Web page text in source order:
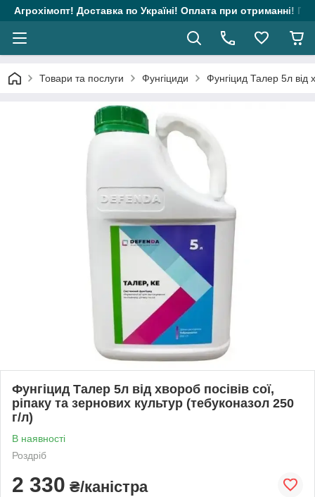
Агрохімопт! Доставка по Україні! Оплата при отриманні!
Товари та послуги Фунгіциди Фунгіцид Талер 5л від
Фунгіцид Талер 5л від хвороб посівів сої,
ріпаку та зернових культур (тебуконазол 250
г/л)
В наявності
Роздріб
2 330 ₴/каністра